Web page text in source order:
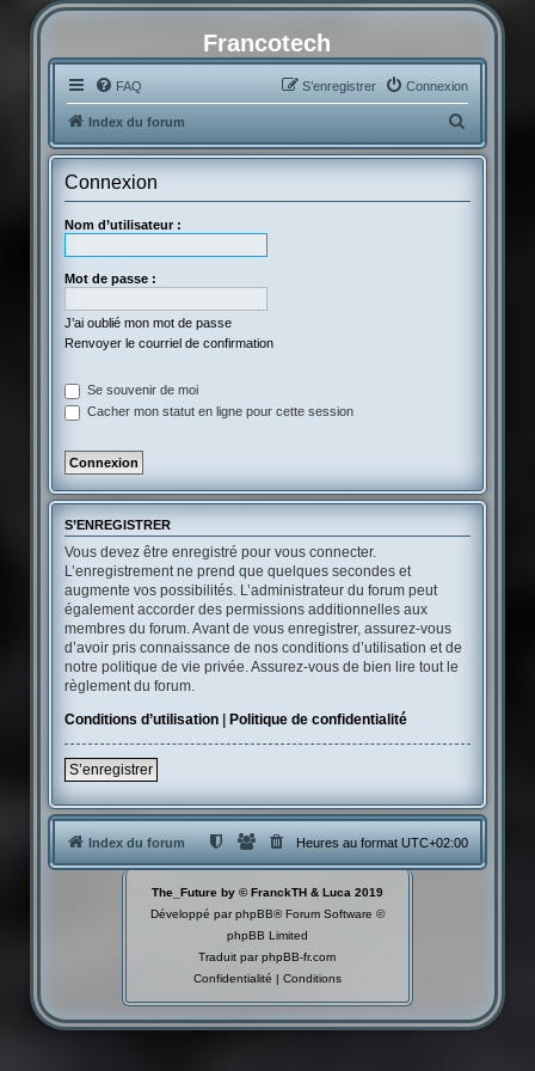
Francotech
FAQ Connexion
S’enregistrer
Index du forum
e
Connexion
Nom d’utilisateur :
Mot de passe :
J’ai oublié mon mot de passe
Renvoyer le courriel de confirmation
Se souvenir de moi
Cacher mon statut en ligne pour cette session
S’ENREGISTRER
Vous devez être enregistré pour vous connecter.
L’enregistrement ne prend que quelques secondes et
augmente vos possibilités. L’administrateur du forum peut
également accorder des permissions additionnelles aux
membres du forum. Avant de vous enregistrer, assurez-vous
d’avoir pris connaissance de nos conditions d’utilisation et de
notre politique de vie privée. Assurez-vous de bien lire tout le
règlement du forum.
Conditions d’utilisation| Politique de confidentialité
S’enregistrer
Index du forum Heures au formatUTC+02:00
The_Future by © FranckTH & Luca 2019
Développé parphpBB® Forum Software ©
phpBB Limited
Traduit parphpBB-fr.com
Confidentialité | Conditions